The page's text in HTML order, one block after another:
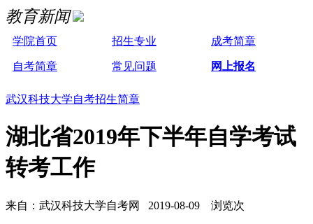
教育新闻
学院首页 招生专业 成考简章
自考简章 常见问题 网上报名
武汉科技大学自考招生简章
湖北省2019年下半年自学考试
转考工作
来自：武汉科技大学自考网 2019-08-09 浏览次